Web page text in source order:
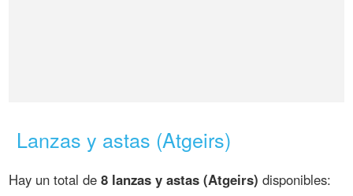
Lanzas y astas (Atgeirs)
Hay un total de8 lanzas y astas (Atgeirs) disponibles: